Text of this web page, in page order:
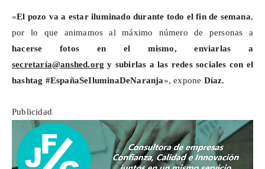
«El pozo va a estar iluminado durante todo el fin de semana,
por lo que animamos al máximo número de personas a
hacerse fotos en el mismo, enviarlas a
secretaría@anshed.org y subirlas a las redes sociales con el
hashtag #EspañaSeIluminaDeNaranja», expone Díaz.
Publicidad